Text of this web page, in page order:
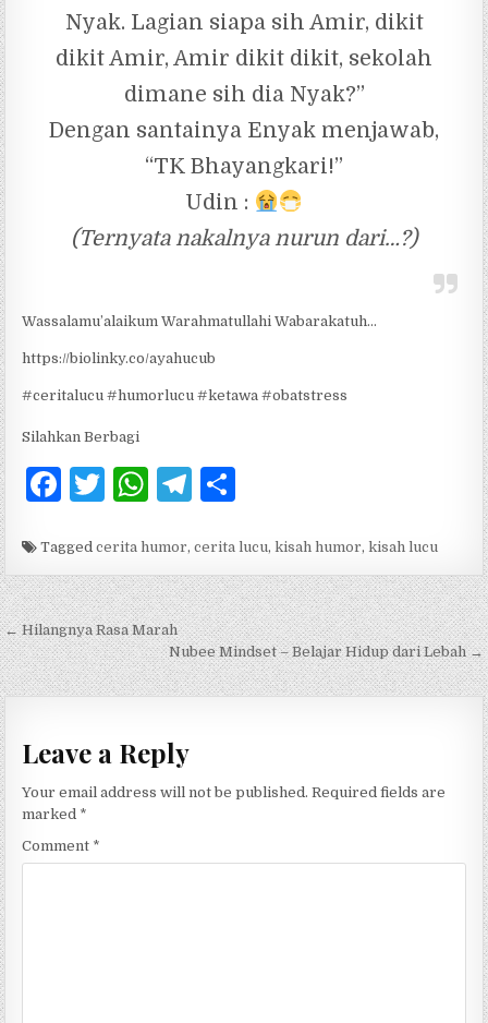
Nyak. Lagian siapa sih Amir, dikit
dikit Amir, Amir dikit dikit, sekolah
dimane sih dia Nyak?”
Dengan santainya Enyak menjawab,
“TK Bhayangkari!”
Udin :
(Ternyata nakalnya nurun dari…?)
Wassalamu’alaikum Warahmatullahi Wabarakatuh…
https://biolinky.co/ayahucub
#ceritalucu #humorlucu #ketawa #obatstress
Silahkan Berbagi
F
c
e
b
o
o
T
it
te
r
W
at
s
A
p
p
T
e
g
ra
m
ar
e
Taggedcerita humor,cerita lucu,kisah humor,kisah lucu
Post navigation
← Hilangnya Rasa Marah
Nubee Mindset – Belajar Hidup dari Lebah →
Leave a Reply
Your email address will not be published. Required fields are
marked *
Comment *